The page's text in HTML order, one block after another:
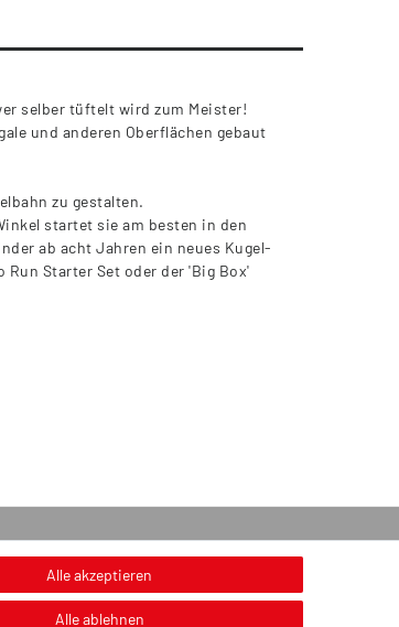
selber tüftelt wird zum Meister!
und anderen Oberflächen gebaut
zu gestalten.
startet sie am besten in den
ab acht Jahren ein neues Kugel-
Starter Set oder der 'Big Box'
von Altbatterien & Altöl
Alle akzeptieren
Alle ablehnen